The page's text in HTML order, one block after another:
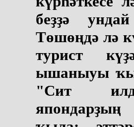
беҙҙә
Төшөңдә лә
турист
ышаныуы
"Сит
япондарҙың